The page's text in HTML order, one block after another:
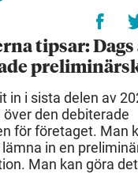
tipsar:
in i sista delen av
den debiterade
för företaget. Man
in en
Man kan göra